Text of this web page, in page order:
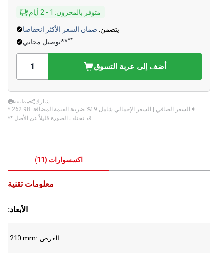
متوفر بالمخزون:
1
-
2 أيام
يتضمن. ضمان السعر الأكثر انخفاضا
توصيل مجاني****
أضف إلى عربة التسوق
مطبعة
شارك
* السعر الصافي | السعر الإجمالي شامل 19% ضريبة القيمة المضافة: ‏262.98 €
** قد تختلف الصورة قليلاً عن الأصل.
اكسسوارات (
11
)
معلومات تقنية
:الأبعاد
210 mm العرض